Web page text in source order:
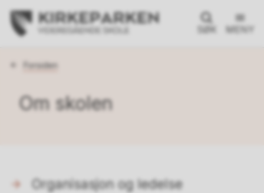
SØK MENY
Du
Forsiden
Om skolen
Organisasjon og ledelse